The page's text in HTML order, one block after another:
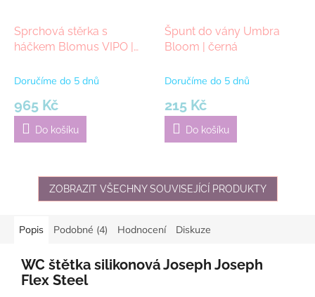
Sprchová stěrka s
háčkem Blomus VIPO |
Doručíme do 5 dnů
965 Kč
Do košíku
Špunt do vány Umbra
Bloom | černá
Doručíme do 5 dnů
215 Kč
Do košíku
ZOBRAZIT VŠECHNY SOUVISEJÍCÍ PRODUKTY
Popis Podobné (4) Hodnocení Diskuze
WC štětka silikonová Joseph Joseph
Flex Steel